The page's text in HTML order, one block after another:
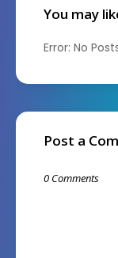
You may
Error: No
Post a
0 Comments